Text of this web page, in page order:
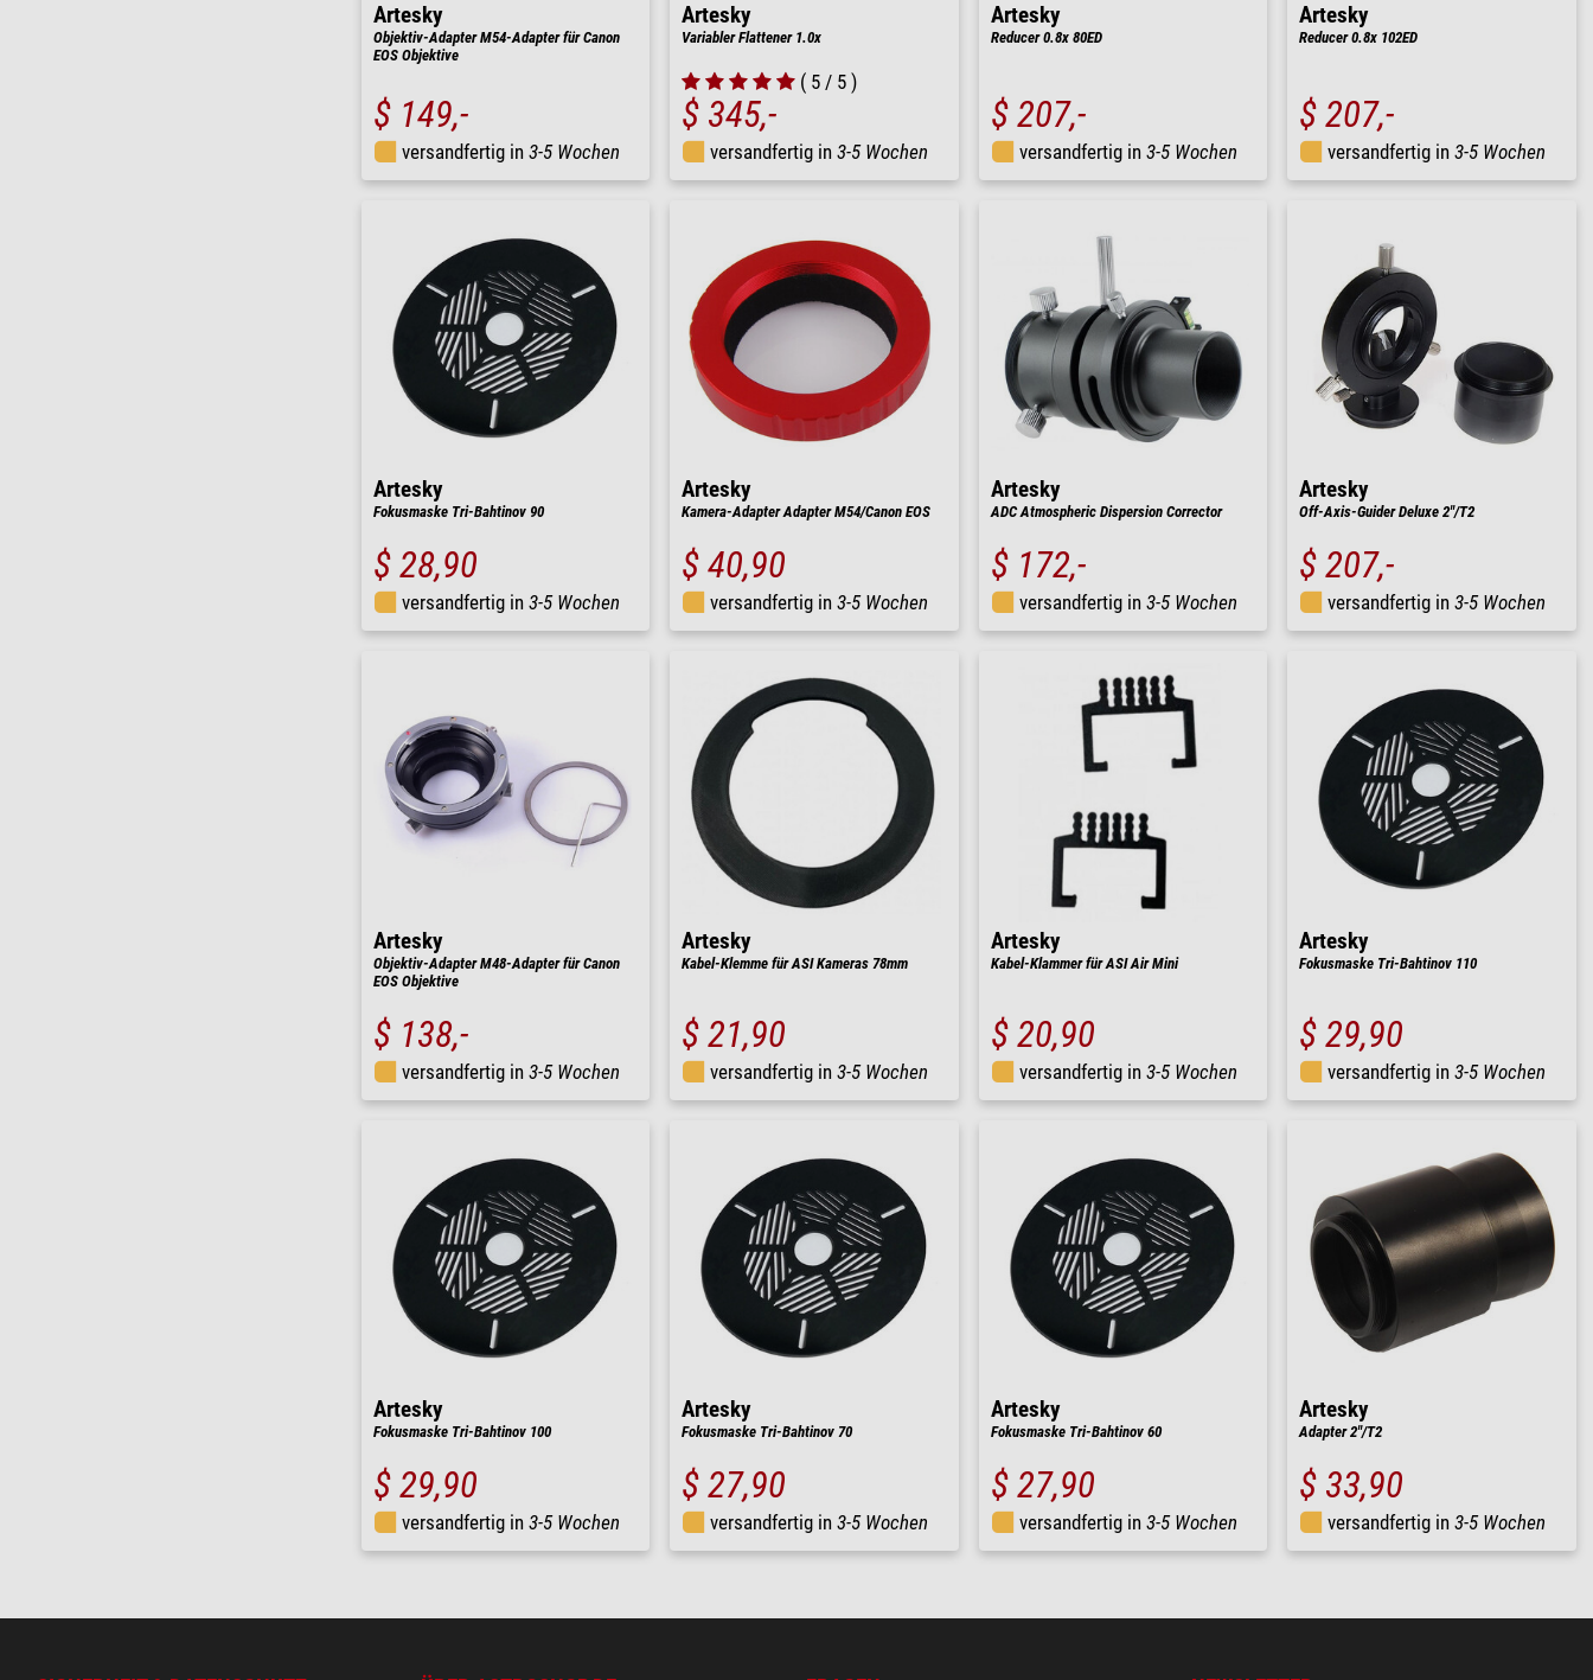
Artesky
Objektiv-Adapter M54-Adapter für Canon
EOS Objektive
$ 149,-
versandfertig in 3-5 Wochen
Artesky
Variabler Flattener 1.0x
( 5 / 5 )
$ 345,-
versandfertig in 3-5 Wochen
Artesky
Reducer 0.8x 80ED
$ 207,-
versandfertig in 3-5 Wochen
Artesky
Reducer 0.8x 102ED
$ 207,-
versandfertig in 3-5 Wochen
Artesky
Fokusmaske Tri-Bahtinov 90
$ 28,90
versandfertig in 3-5 Wochen
Artesky
Kamera-Adapter Adapter M54/Canon EOS
$ 40,90
versandfertig in 3-5 Wochen
Artesky
ADC Atmospheric Dispersion Corrector
$ 172,-
versandfertig in 3-5 Wochen
Artesky
Off-Axis-Guider Deluxe 2"/T2
$ 207,-
versandfertig in 3-5 Wochen
Artesky
Objektiv-Adapter M48-Adapter für Canon
EOS Objektive
$ 138,-
versandfertig in 3-5 Wochen
Artesky
Kabel-Klemme für ASI Kameras 78mm
$ 21,90
versandfertig in 3-5 Wochen
Artesky
Kabel-Klammer für ASI Air Mini
$ 20,90
versandfertig in 3-5 Wochen
Artesky
Fokusmaske Tri-Bahtinov 110
$ 29,90
versandfertig in 3-5 Wochen
Artesky
Fokusmaske Tri-Bahtinov 100
$ 29,90
versandfertig in 3-5 Wochen
Artesky
Fokusmaske Tri-Bahtinov 70
$ 27,90
versandfertig in 3-5 Wochen
Artesky
Fokusmaske Tri-Bahtinov 60
$ 27,90
versandfertig in 3-5 Wochen
Artesky
Adapter 2"/T2
$ 33,90
versandfertig in 3-5 Wochen